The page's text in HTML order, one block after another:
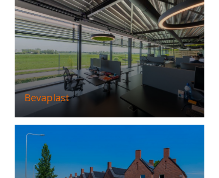
Bevaplast